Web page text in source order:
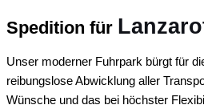
Spedition für
Unser moderner Fuhrpark bürgt für
reibungslose Abwicklung aller
Wünsche und das bei höchster